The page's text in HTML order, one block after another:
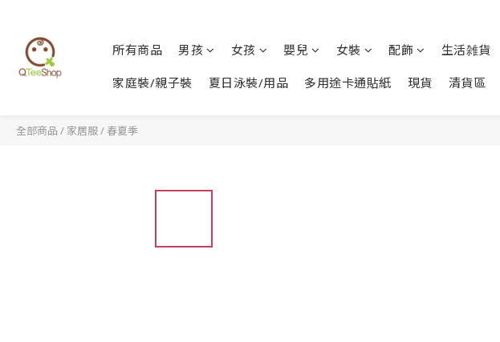
所有商品 男孩 女孩 嬰兒 女裝 配飾 生活雑貨
家庭裝/親子裝 夏日泳裝/用品 多用途卡通貼紙 現貨 清貨區
全部商品 / 家居服/ 春夏季